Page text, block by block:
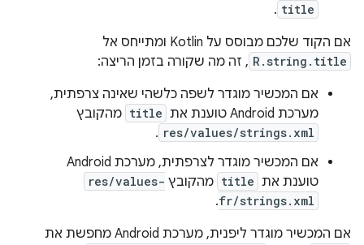
title
.
אם הקוד שלכם מבוסס על Kotlin ומתייחס אל
R.string.title , זה מה שקורה בזמן הריצה:
אם המכשיר מוגדר לשפה כלשהי שאינה צרפתית,
מערכת Android טוענת את
title מהקובץ
res/values/strings.xml
.
אם המכשיר מוגדר לצרפתית, מערכת Android
טוענת את title מהקובץ res/values-
fr/strings.xml
.
אם המכשיר מוגדר ליפנית, מערכת Android מחפשת את